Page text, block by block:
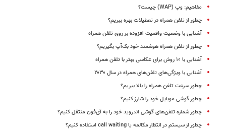
مفاهیم: وپ (WAP) چیست؟
چطور از تلفن همراه در تعطیلات بهره ببریم؟
آشنایی با وضعیت واقعیت افزوده بر روی تلفن همراه
چطور ‌از تلفن همراه هوشمند خود بک‌آپ بگیریم؟
آشنایی با ۱۰ روش برای عکاسی بهتر با تلفن همراه
آشنایی با ویژگی‌های تلفن‌های همراه در سال ۲۰۳۰
چطور سرعت تلفن همراه را بالا ببریم؟
چطور گوشی‌ موبایل خود را شارژ کنیم؟
چطور شماره تلفن‌های گوشی‌ اندروید خود را به آی‌فون منتقل کنیم؟
چطور از سیستم در انتظار مکالمه یا call waiting استفاده کنیم؟